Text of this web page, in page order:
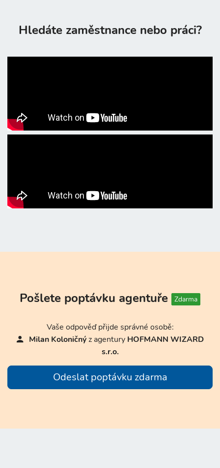
Hledáte zaměstnance nebo práci?
Pošlete poptávku agentuře Zdarma
Vaše odpověď přijde správné osobě:
Milan Koloničnýz agentury HOFMANN WIZARD
s.r.o.
Odeslat poptávku zdarma